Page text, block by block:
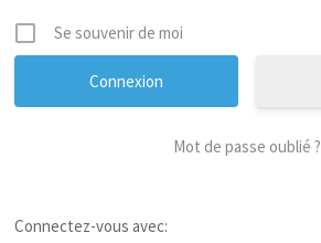
Se souvenir de moi
Mot de passe oublié ?
Connectez-vous avec: